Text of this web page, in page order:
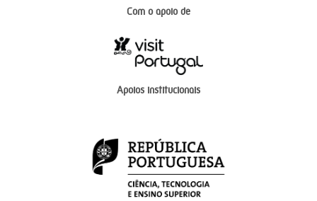
Com o apoio de
Apoios institucionais